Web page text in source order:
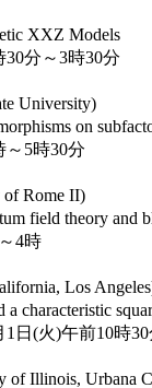
XXZ Models
30分～3時30分
University)
on
～5時30分
Rome II)
field theory and
4時
Los
characteristic
1日(火)午前10時
of Illinois, Urbana